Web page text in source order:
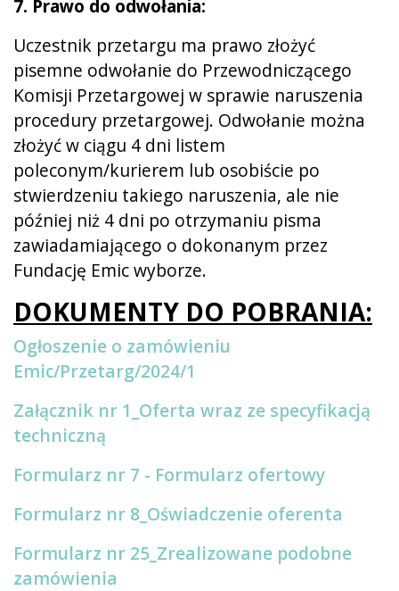
7. Prawo do odwołania:
Uczestnik przetargu ma prawo złożyć
pisemne odwołanie do Przewodniczącego
Komisji Przetargowej w sprawie naruszenia
procedury przetargowej. Odwołanie można
złożyć w ciągu 4 dni listem
poleconym/kurierem lub osobiście po
stwierdzeniu takiego naruszenia, ale nie
później niż 4 dni po otrzymaniu pisma
zawiadamiającego o dokonanym przez
Fundację Emic wyborze.
DOKUMENTY DO POBRANIA:
Ogłoszenie o zamówieniu
Emic/Przetarg/2024/1
Załącznik nr 1_Oferta wraz ze specyfikacją
techniczną
Formularz nr 7 - Formularz ofertowy
Formularz nr 8_Oświadczenie oferenta
Formularz nr 25_Zrealizowane podobne
zamówienia